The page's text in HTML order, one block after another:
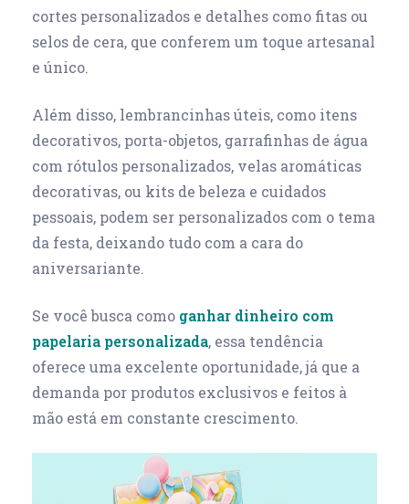
cortes personalizados e detalhes como fitas ou
selos de cera, que conferem um toque artesanal
e único.
Além disso, lembrancinhas úteis, como itens
decorativos, porta-objetos, garrafinhas de água
com rótulos personalizados, velas aromáticas
decorativas, ou kits de beleza e cuidados
pessoais, podem ser personalizados com o tema
da festa, deixando tudo com a cara do
aniversariante.
Se você busca como ganhar dinheiro com
papelaria personalizada, essa tendência
oferece uma excelente oportunidade, já que a
demanda por produtos exclusivos e feitos à
mão está em constante crescimento.